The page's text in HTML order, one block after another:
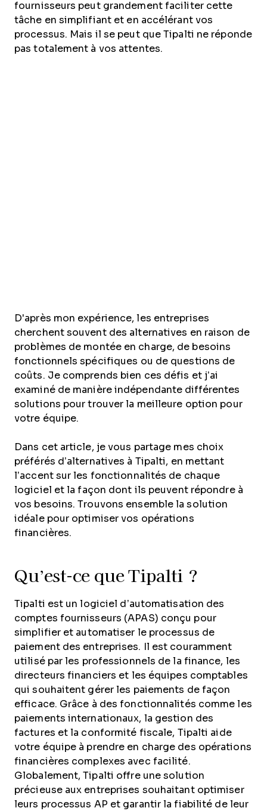
fournisseurs peut grandement faciliter cette
tâche en simplifiant et en accélérant vos
processus. Mais il se peut que Tipalti ne réponde
pas totalement à vos attentes.
D'après mon expérience, les entreprises
cherchent souvent des alternatives en raison de
problèmes de montée en charge, de besoins
fonctionnels spécifiques ou de questions de
coûts. Je comprends bien ces défis et j’ai
examiné de manière indépendante différentes
solutions pour trouver la meilleure option pour
votre équipe.
Dans cet article, je vous partage mes choix
préférés d’alternatives à Tipalti, en mettant
l’accent sur les fonctionnalités de chaque
logiciel et la façon dont ils peuvent répondre à
vos besoins. Trouvons ensemble la solution
idéale pour optimiser vos opérations
financières.
Qu’est-ce que Tipalti ?
Tipalti est un logiciel d’automatisation des
comptes fournisseurs (APAS) conçu pour
simplifier et automatiser le processus de
paiement des entreprises. Il est couramment
utilisé par les professionnels de la finance, les
directeurs financiers et les équipes comptables
qui souhaitent gérer les paiements de façon
efficace. Grâce à des fonctionnalités comme les
paiements internationaux, la gestion des
factures et la conformité fiscale, Tipalti aide
votre équipe à prendre en charge des opérations
financières complexes avec facilité.
Globalement, Tipalti offre une solution
précieuse aux entreprises souhaitant optimiser
leurs processus AP et garantir la fiabilité de leur